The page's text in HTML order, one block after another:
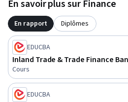
En savoir plus sur Finance
En rapport Diplômes
EDUCBA
Inland Trade & Trade Finance
Cours
EDUCBA